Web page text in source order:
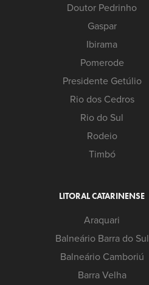
Doutor Pedrinho
Gaspar
Ibirama
Pomerode
Presidente Getúlio
Rio dos Cedros
Rio do Sul
Rodeio
Timbó
LITORAL CATARINENSE
Araquari
Balneário Barra do Sul
Balneário Camboriú
Barra Velha